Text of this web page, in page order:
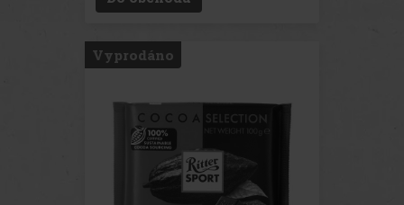
nugátu, který přináší bohatou,
gramů čokolády, ideální velikost na
okamžité pochutnání nebo jako dárek
pro milovníky čokolády.
Vyprodáno